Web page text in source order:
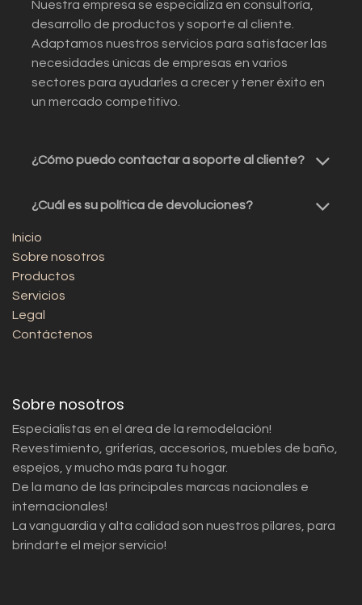
Nuestra empresa se especializa en consultoría,
desarrollo de productos y soporte al cliente.
Adaptamos nuestros servicios para satisfacer las
necesidades únicas de empresas en varios
sectores para ayudarles a crecer y tener éxito en
un mercado competitivo.
¿Cómo puedo contactar a soporte al cliente?
¿Cuál es su política de devoluciones?
Inicio
Sobre nosotros
Productos
Servicios
Legal
Contáctenos
Sobre nosotros
Especialistas en el área de la remodelación!
Revestimiento, griferías, accesorios, muebles de baño,
espejos, y mucho más para tu hogar.
De la mano de las principales marcas nacionales e
internacionales!
La vanguardia y alta calidad son nuestros pilares, para
brindarte el mejor servicio!